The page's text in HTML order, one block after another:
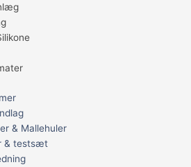
& Mallehuler
& testsæt